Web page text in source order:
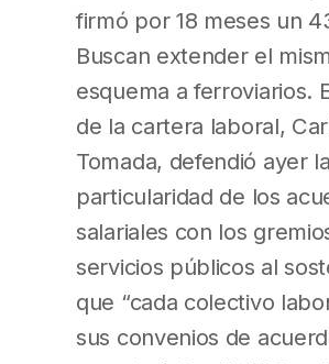
firmó por 18 meses un
Buscan extender el
esquema a ferroviarios.
de la cartera laboral,
Tomada, defendió ayer la
particularidad de los
salariales con los
servicios públicos al
que “cada colectivo
sus convenios de